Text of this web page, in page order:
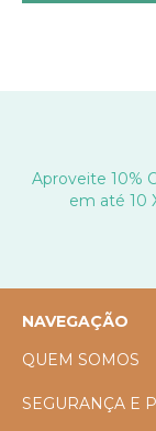
Aproveite 10%
em até 10
NAVEGAÇÃO
QUEM SOMOS
SEGURANÇA E